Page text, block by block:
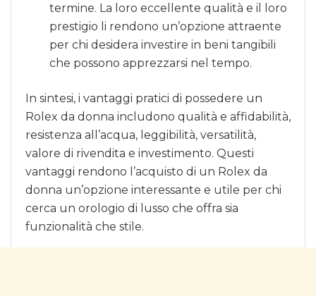
termine. La loro eccellente qualità e il loro
prestigio li rendono un’opzione attraente
per chi desidera investire in beni tangibili
che possono apprezzarsi nel tempo.
In sintesi, i vantaggi pratici di possedere un
Rolex da donna includono qualità e affidabilità,
resistenza all’acqua, leggibilità, versatilità,
valore di rivendita e investimento. Questi
vantaggi rendono l’acquisto di un Rolex da
donna un’opzione interessante e utile per chi
cerca un orologio di lusso che offra sia
funzionalità che stile.